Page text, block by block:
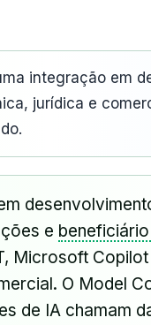
integração em
jurídica e
e
Microsoft Copilot
O Model
de IA chamam